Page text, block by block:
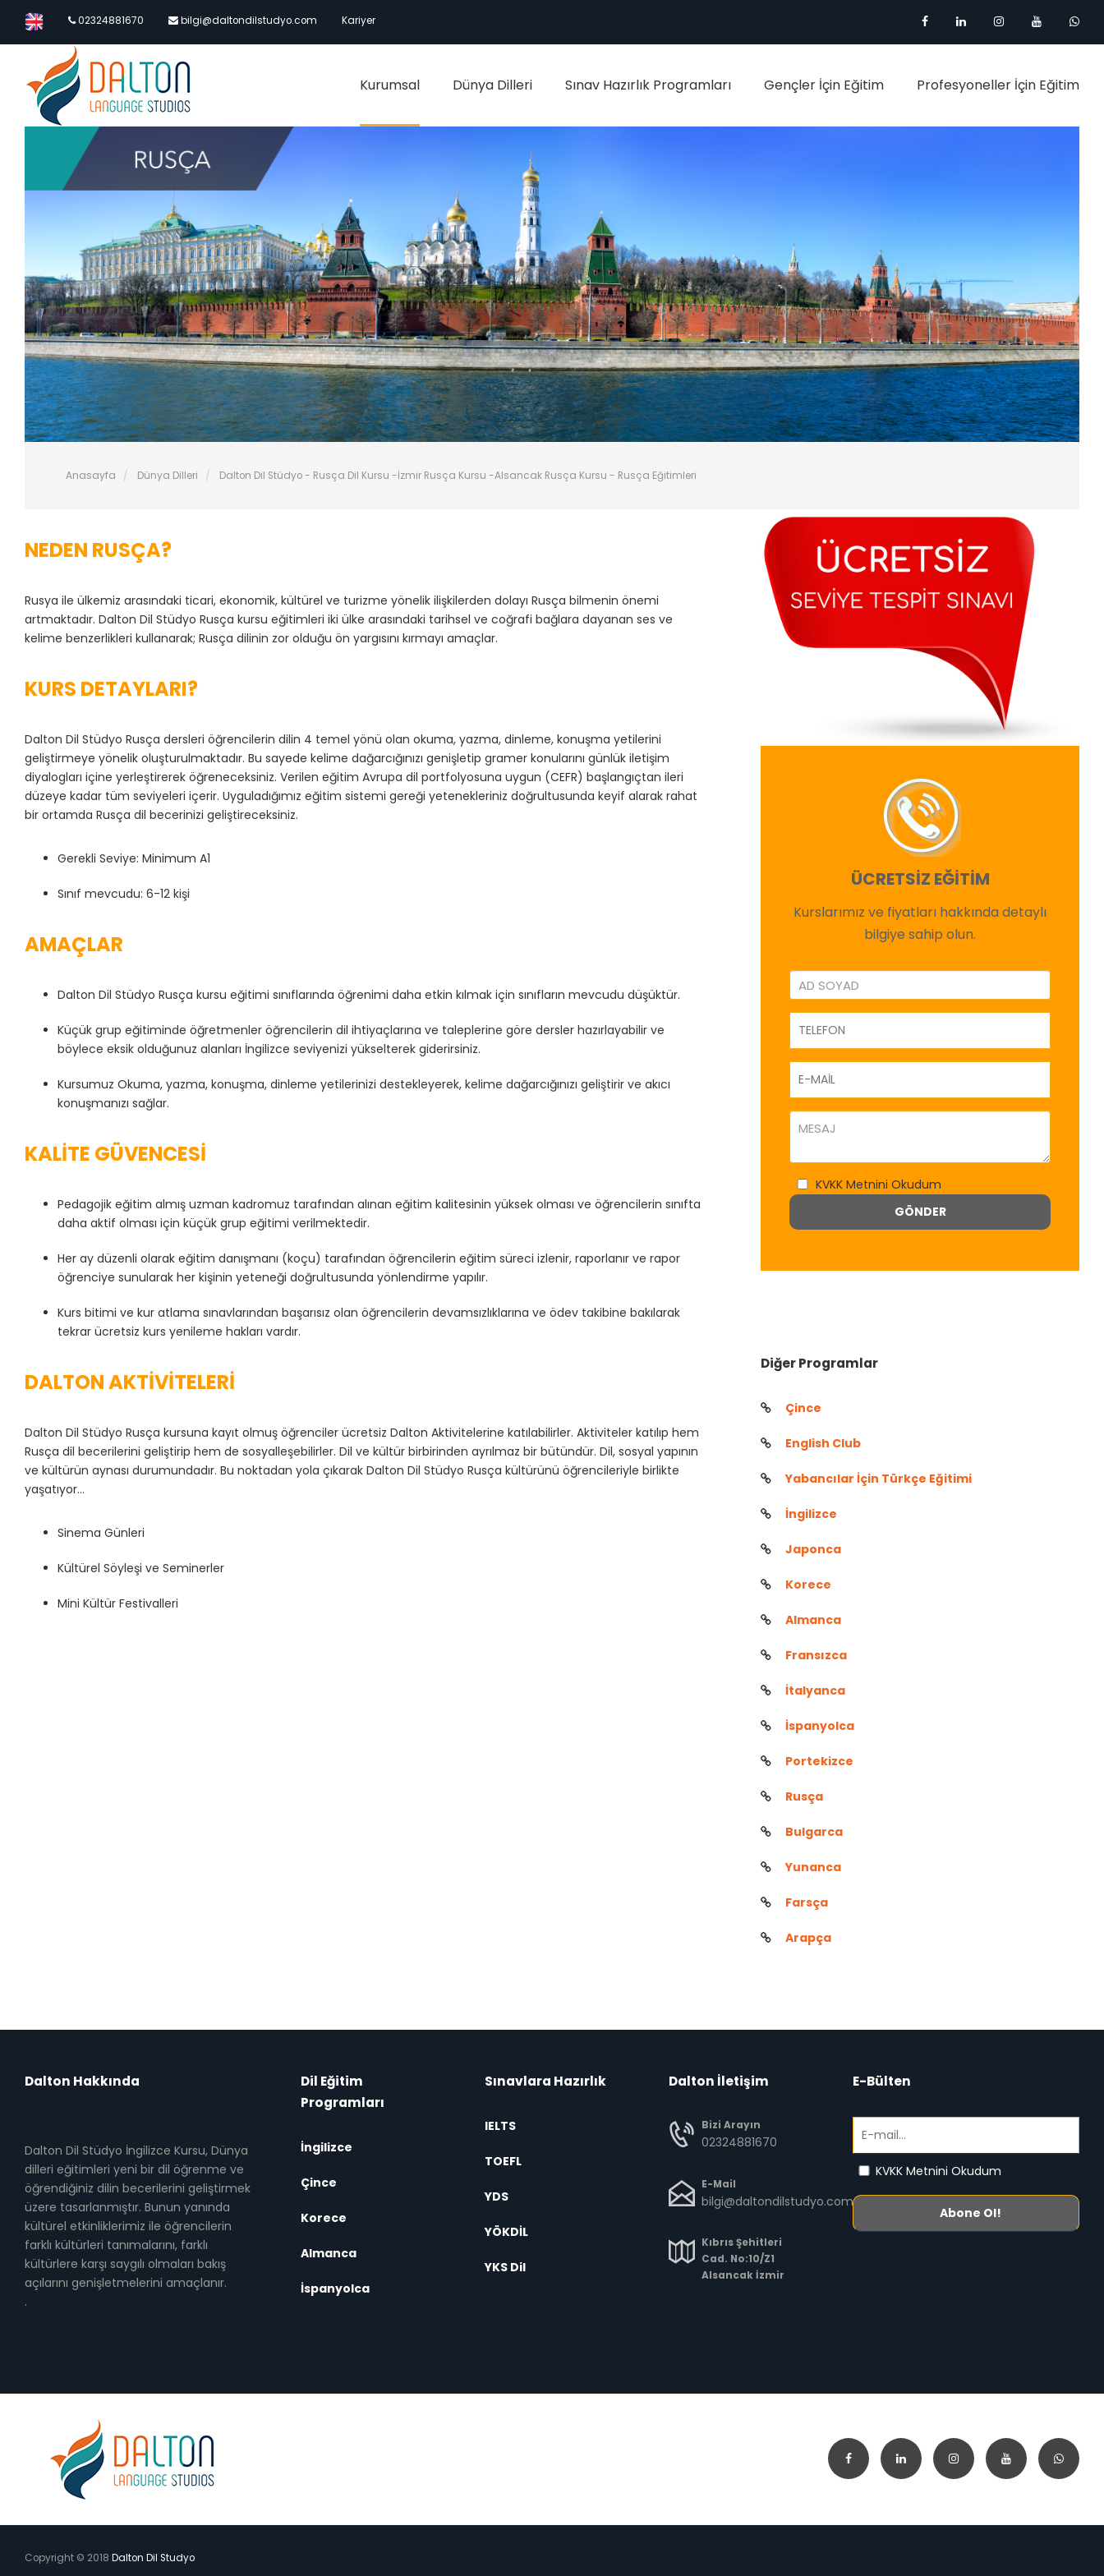
02324881670 bilgi@daltondilstudyo.com Kariyer
Kurumsal Dünya Dilleri Sınav Hazırlık Programları Gençler İçin Eğitim Profesyoneller İçin Eğitim
Anasayfa Dünya Dilleri Dalton Dil Stüdyo - Rusça Dil Kursu -İzmir Rusça Kursu -Alsancak Rusça Kursu - Rusça Eğitimleri
NEDEN RUSÇA?
Rusya ile ülkemiz arasındaki ticari, ekonomik, kültürel ve turizme yönelik ilişkilerden dolayı Rusça bilmenin önemi
artmaktadır. Dalton Dil Stüdyo Rusça kursu eğitimleri iki ülke arasındaki tarihsel ve coğrafi bağlara dayanan ses ve
kelime benzerlikleri kullanarak; Rusça dilinin zor olduğu ön yargısını kırmayı amaçlar.
KURS DETAYLARI?
Dalton Dil Stüdyo Rusça dersleri öğrencilerin dilin 4 temel yönü olan okuma, yazma, dinleme, konuşma yetilerini
geliştirmeye yönelik oluşturulmaktadır. Bu sayede kelime dağarcığınızı genişletip gramer konularını günlük iletişim
diyalogları içine yerleştirerek öğreneceksiniz. Verilen eğitim Avrupa dil portfolyosuna uygun (CEFR) başlangıçtan ileri
düzeye kadar tüm seviyeleri içerir. Uyguladığımız eğitim sistemi gereği yetenekleriniz doğrultusunda keyif alarak rahat
bir ortamda Rusça dil becerinizi geliştireceksiniz.
Gerekli Seviye: Minimum A1
Sınıf mevcudu: 6-12 kişi
AMAÇLAR
Dalton Dil Stüdyo Rusça kursu eğitimi sınıflarında öğrenimi daha etkin kılmak için sınıfların mevcudu düşüktür.
Küçük grup eğitiminde öğretmenler öğrencilerin dil ihtiyaçlarına ve taleplerine göre dersler hazırlayabilir ve
böylece eksik olduğunuz alanları İngilizce seviyenizi yükselterek giderirsiniz.
Kursumuz Okuma, yazma, konuşma, dinleme yetilerinizi destekleyerek, kelime dağarcığınızı geliştirir ve akıcı
konuşmanızı sağlar.
KALİTE GÜVENCESİ
Pedagojik eğitim almış uzman kadromuz tarafından alınan eğitim kalitesinin yüksek olması ve öğrencilerin sınıfta
daha aktif olması için küçük grup eğitimi verilmektedir.
Her ay düzenli olarak eğitim danışmanı (koçu) tarafından öğrencilerin eğitim süreci izlenir, raporlanır ve rapor
öğrenciye sunularak her kişinin yeteneği doğrultusunda yönlendirme yapılır.
Kurs bitimi ve kur atlama sınavlarından başarısız olan öğrencilerin devamsızlıklarına ve ödev takibine bakılarak
tekrar ücretsiz kurs yenileme hakları vardır.
DALTON AKTİVİTELERİ
Dalton Dil Stüdyo Rusça kursuna kayıt olmuş öğrenciler ücretsiz Dalton Aktivitelerine katılabilirler. Aktiviteler katılıp hem
Rusça dil becerilerini geliştirip hem de sosyalleşebilirler. Dil ve kültür birbirinden ayrılmaz bir bütündür. Dil, sosyal yapının
ve kültürün aynası durumundadır. Bu noktadan yola çıkarak Dalton Dil Stüdyo Rusça kültürünü öğrencileriyle birlikte
yaşatıyor…
Sinema Günleri
Kültürel Söyleşi ve Seminerler
Mini Kültür Festivalleri
ÜCRETSİZ EĞİTİM
Kurslarımız ve fiyatları hakkında detaylı
bilgiye sahip olun.
KVKK Metnini Okudum
GÖNDER
Diğer Programlar
Çince
English Club
Yabancılar İçin Türkçe Eğitimi
İngilizce
Japonca
Korece
Almanca
Fransızca
İtalyanca
İspanyolca
Portekizce
Rusça
Bulgarca
Yunanca
Farsça
Arapça
Dalton Hakkında
Dalton Dil Stüdyo İngilizce Kursu, Dünya
dilleri eğitimleri yeni bir dil öğrenme ve
öğrendiğiniz dilin becerilerini geliştirmek
üzere tasarlanmıştır. Bunun yanında
kültürel etkinliklerimiz ile öğrencilerin
farklı kültürleri tanımalarını, farklı
kültürlere karşı saygılı olmaları bakış
açılarını genişletmelerini amaçlanır.
.
Dil Eğitim
Programları
İngilizce
Çince
Korece
Almanca
İspanyolca
Sınavlara Hazırlık
IELTS
TOEFL
YDS
YÖKDİL
YKS Dil
Dalton İletişim
Bizi Arayın
02324881670
E-Mail
bilgi@daltondilstudyo.com
Kıbrıs Şehitleri
Cad. No:10/Z1
Alsancak İzmir
E-Bülten
KVKK Metnini Okudum
Copyright © 2018 Dalton Dil Studyo